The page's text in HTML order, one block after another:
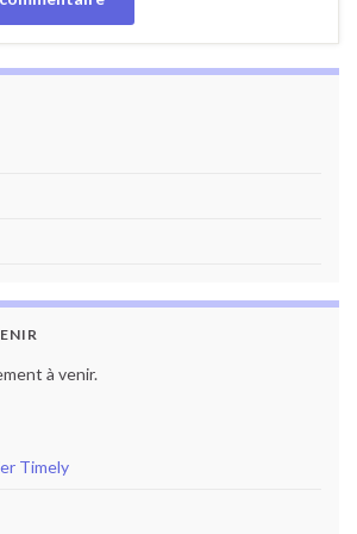
à venir.
Timely